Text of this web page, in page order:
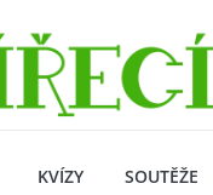
KVÍZY SOUTĚŽE